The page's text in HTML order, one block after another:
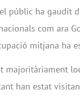
públic ha gaudit
com ara
mitjana ha
majoritàriament
han estat